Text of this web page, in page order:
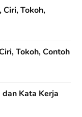
Tokoh,
Tokoh, Contoh
Kata Kerja